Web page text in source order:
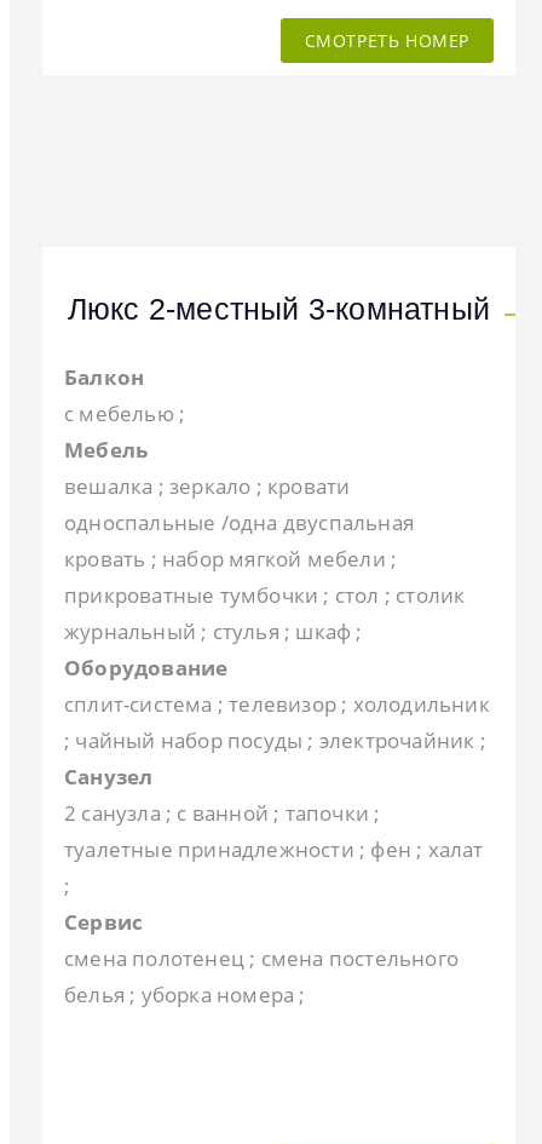
СМОТРЕТЬ НОМЕР
Люкс 2-местный 3-комнатный
Балкон
с мебелью ;
Мебель
вешалка ; зеркало ; кровати
односпальные /одна двуспальная
кровать ; набор мягкой мебели ;
прикроватные тумбочки ; стол ; столик
журнальный ; стулья ; шкаф ;
Оборудование
сплит-система ; телевизор ; холодильник
; чайный набор посуды ; электрочайник ;
Санузел
2 санузла ; с ванной ; тапочки ;
туалетные принадлежности ; фен ; халат
;
Сервис
смена полотенец ; смена постельного
белья ; уборка номера ;